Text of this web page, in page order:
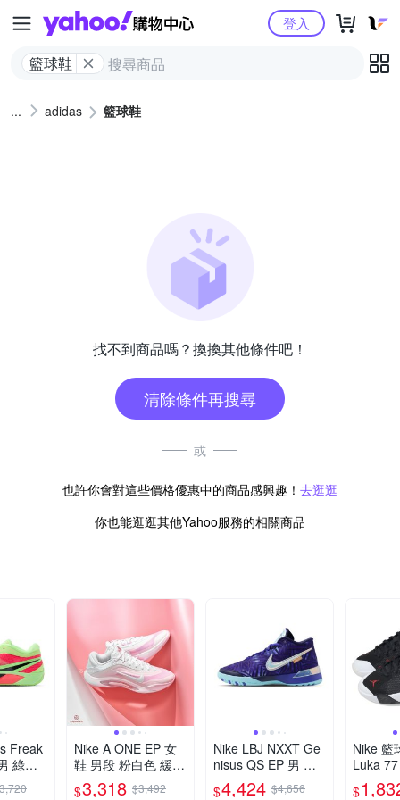
Yahoo購物中心
籃球鞋
登入
adidas 籃球鞋
找不到商品嗎？換換其他條件吧！
清除條件再搜尋
或
也許你會對這些價格優惠中的商品感興趣！ 去逛逛
你也能逛逛其他Yahoo服務的相關商品
Freak
綠粉
覆 緩
Nike A ONE EP 女
鞋 男段 粉白色 緩震
運動 包覆 耐磨 實戰
$3,318 $3,492
Nike LBJ NXXT Ge
nisus QS EP 男 紫
藍 緩震 實戰 包覆
$4,424 $4,656
Nike 籃
Luka
鞋 黑
$